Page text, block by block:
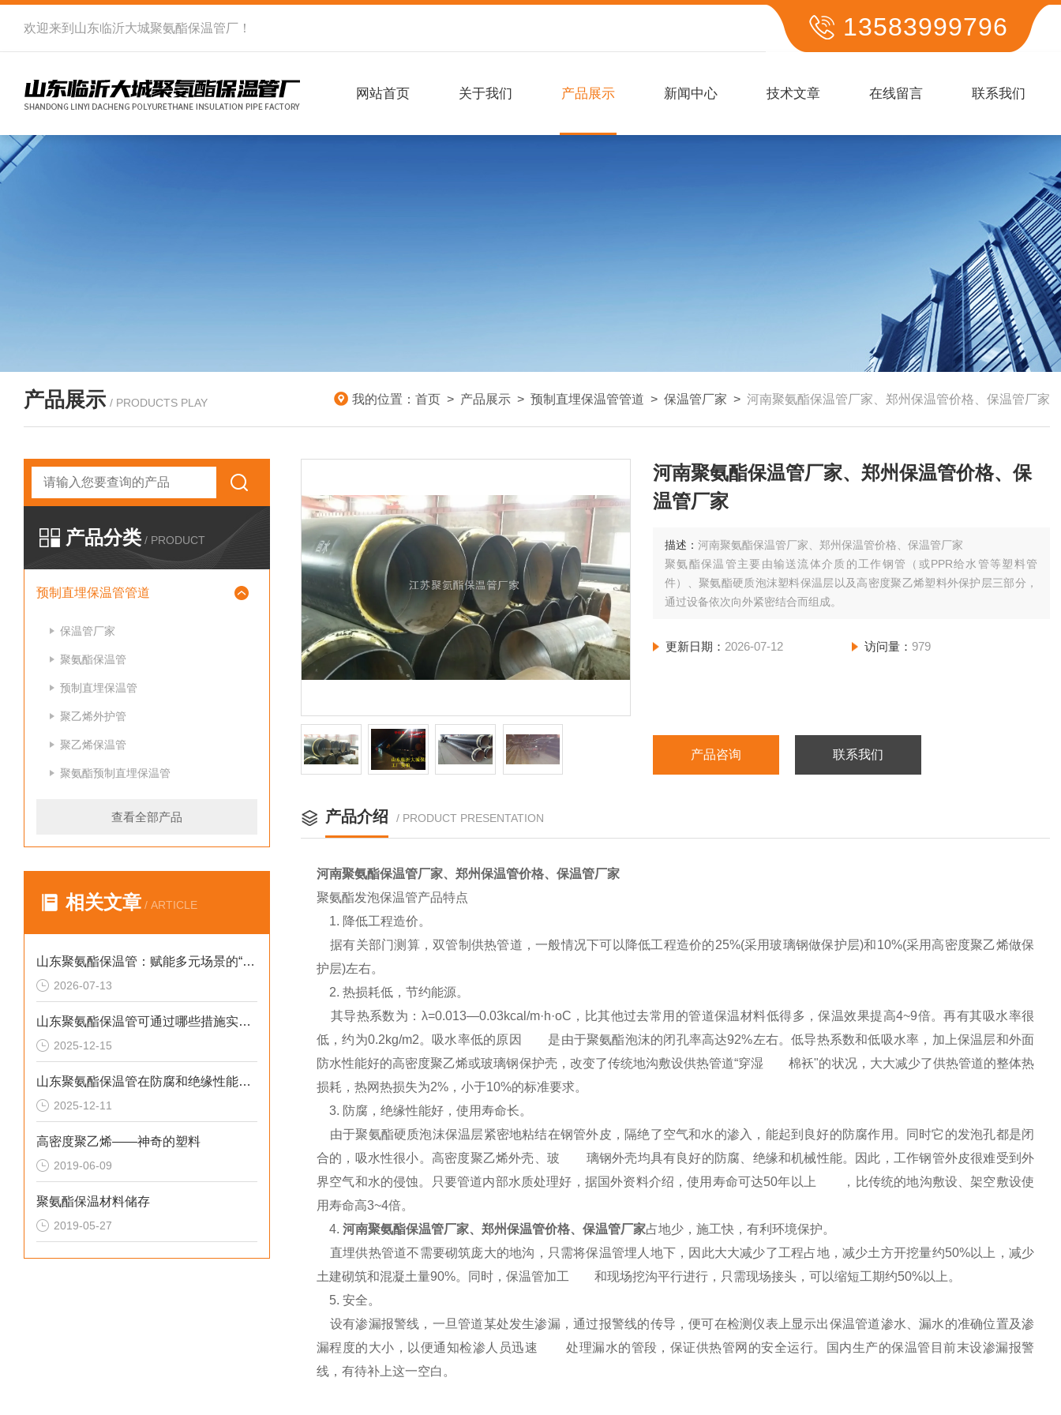
欢迎来到 山东临沂大城聚氨酯保温管厂 ！ 13583999796
网站首页 关于我们 产品展示 新闻中心 技术文章 在线留言 联系我们
产品展示 / PRODUCTS PLAY 我的位置： 首页 > 产品展示 > 预制直埋保温管管道 > 保温管厂家 > 河南聚氨酯保温管厂家、郑州保温管价格、保温管厂家
产品分类 / PRODUCT
预制直埋保温管管道
保温管厂家
聚氨酯保温管
预制直埋保温管
聚乙烯外护管
聚乙烯保温管
聚氨酯预制直埋保温管
查看全部产品
相关文章 / ARTICLE
山东聚氨酯保温管：赋能多元场景的“隐形守护者”
2026-07-13
山东聚氨酯保温管可通过哪些措施实现快速施工
2025-12-15
山东聚氨酯保温管在防腐和绝缘性能方面表现优异
2025-12-11
高密度聚乙烯——神奇的塑料
2019-06-09
聚氨酯保温材料储存
2019-05-27
河南聚氨酯保温管厂家、郑州保温管价格、保
温管厂家
描述：河南聚氨酯保温管厂家、郑州保温管价格、保温管厂家
聚氨酯保温管主要由输送流体介质的工作钢管（或PPR给水管等塑料管
件）、聚氨酯硬质泡沫塑料保温层以及高密度聚乙烯塑料外保护层三部分，
通过设备依次向外紧密结合而组成。
更新日期： 2026-07-12 访问量： 979
产品咨询 联系我们
产品介绍 / PRODUCT PRESENTATION
河南聚氨酯保温管厂家、郑州保温管价格、保温管厂家
聚氨酯发泡保温管产品特点
1. 降低工程造价。
据有关部门测算，双管制供热管道，一般情况下可以降低工程造价的25%(采用玻璃钢做保护层)和10%(采用高密度聚乙烯做保
护层)左右。
2. 热损耗低，节约能源。
其导热系数为：λ=0.013—0.03kcal/m·h·oC，比其他过去常用的管道保温材料低得多，保温效果提高4~9倍。再有其吸水率很
低，约为0.2kg/m2。吸水率低的原因 是由于聚氨酯泡沫的闭孔率高达92%左右。低导热系数和低吸水率，加上保温层和外面
防水性能好的高密度聚乙烯或玻璃钢保护壳，改变了传统地沟敷设供热管道“穿湿 棉袄"的状况，大大减少了供热管道的整体热
损耗，热网热损失为2%，小于10%的标准要求。
3. 防腐，绝缘性能好，使用寿命长。
由于聚氨酯硬质泡沫保温层紧密地粘结在钢管外皮，隔绝了空气和水的渗入，能起到良好的防腐作用。同时它的发泡孔都是闭
合的，吸水性很小。高密度聚乙烯外壳、玻 璃钢外壳均具有良好的防腐、绝缘和机械性能。因此，工作钢管外皮很难受到外
界空气和水的侵蚀。只要管道内部水质处理好，据国外资料介绍，使用寿命可达50年以上 ，比传统的地沟敷设、架空敷设使
用寿命高3~4倍。
4. 河南聚氨酯保温管厂家、郑州保温管价格、保温管厂家占地少，施工快，有利环境保护。
直埋供热管道不需要砌筑庞大的地沟，只需将保温管埋人地下，因此大大减少了工程占地，减少土方开挖量约50%以上，减少
土建砌筑和混凝土量90%。同时，保温管加工 和现场挖沟平行进行，只需现场接头，可以缩短工期约50%以上。
5. 安全。
设有渗漏报警线，一旦管道某处发生渗漏，通过报警线的传导，便可在检测仪表上显示出保温管道渗水、漏水的准确位置及渗
漏程度的大小，以便通知检渗人员迅速 处理漏水的管段，保证供热管网的安全运行。国内生产的保温管目前末设渗漏报警
线，有待补上这一空白。